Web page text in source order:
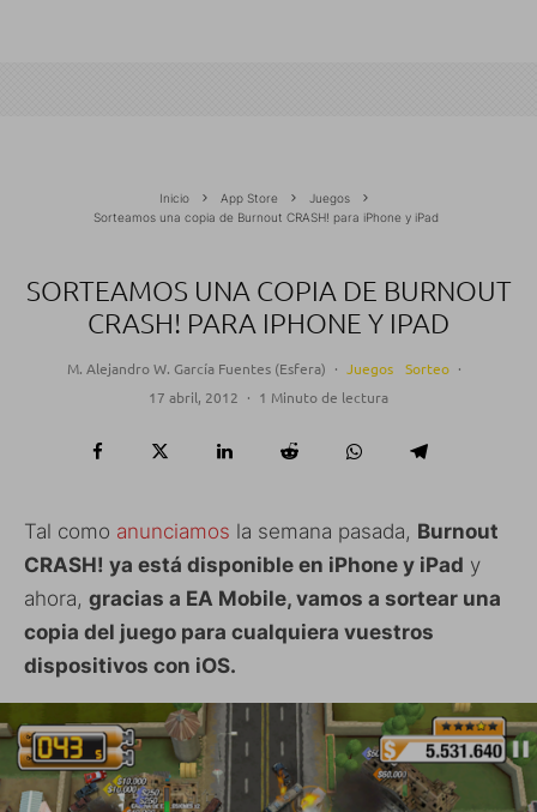
Inicio App Store
Juegos
Sorteamos una copia de Burnout CRASH! para iPhone y iPad
SORTEAMOS UNA COPIA DE BURNOUT
CRASH! PARA IPHONE Y IPAD
M. Alejandro W. García Fuentes (Esfera) · Juegos Sorteo ·
17 abril, 2012 · 1 Minuto de lectura
Tal como anunciamos la semana pasada, Burnout
CRASH! ya está disponible en iPhone y iPad y
ahora, gracias a EA Mobile, vamos a sortear una
copia del juego para cualquiera vuestros
dispositivos con iOS.